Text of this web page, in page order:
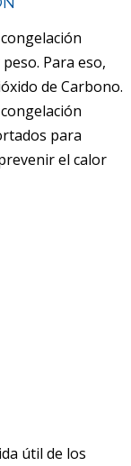
Para eso,
de Carbono.
para
el calor
útil de los